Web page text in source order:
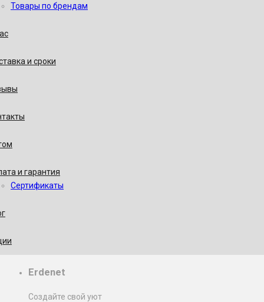
Товары по брендам
и сроки
и гарантия
Сертификаты
Erdenet
Создайте свой уют